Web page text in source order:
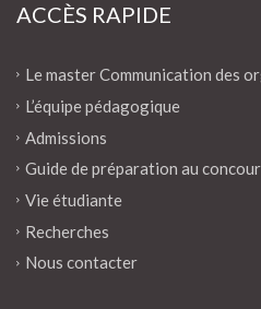
ACCÈS RAPIDE
Le master Communication des
L’équipe pédagogique
Admissions
Guide de préparation au
Vie étudiante
Recherches
Nous contacter